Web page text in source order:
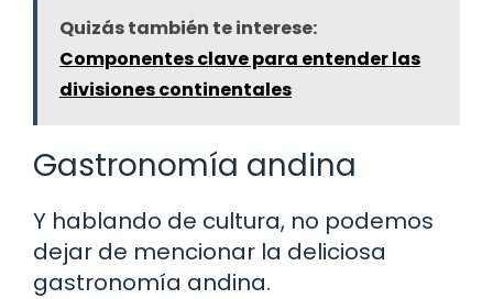
Quizás también te interese:
Componentes clave para entender las
divisiones continentales
Gastronomía andina
Y hablando de cultura, no podemos
dejar de mencionar la deliciosa
gastronomía andina.